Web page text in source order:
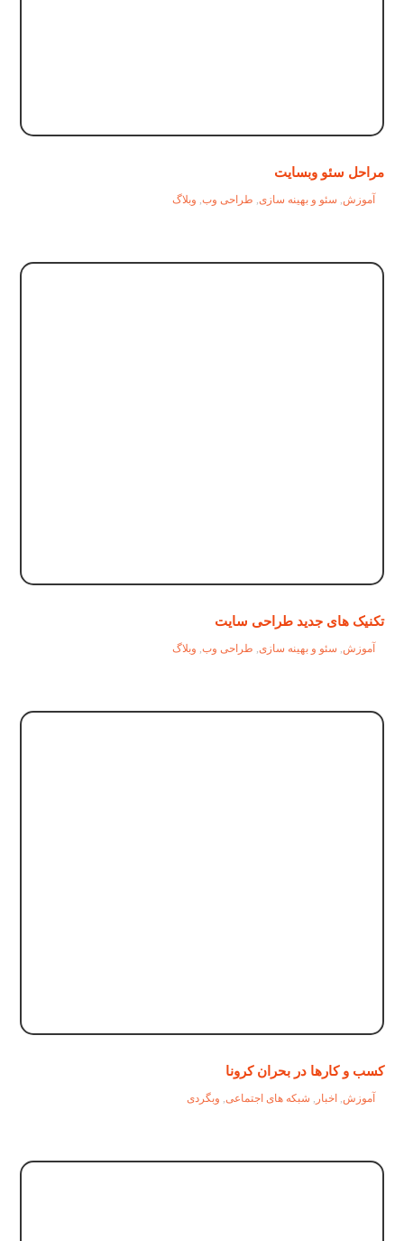
مراحل سئو وبسایت
آموزش سئو و بهینه سازی طراحی وب وبلاگ
تکنیک های جدید طراحی سایت
آموزش, سئو و بهینه سازی, طراحی وب, وبلاگ
کسب و کارها در بحران کرونا
آموزش, اخبار , شبکه های اجتماعی, وبگردی